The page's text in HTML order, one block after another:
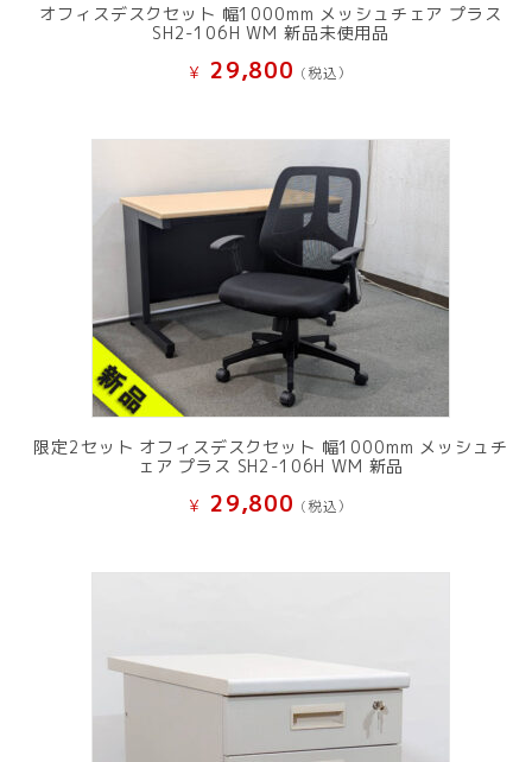
オフィスデスクセット 幅1000mm メッシュチェア プラス
SH2-106H WM 新品未使用品
¥ 29,800 (税込）
限定2セット オフィスデスクセット 幅1000mm メッシュチ
ェア プラス SH2-106H WM 新品
¥ 29,800 (税込）